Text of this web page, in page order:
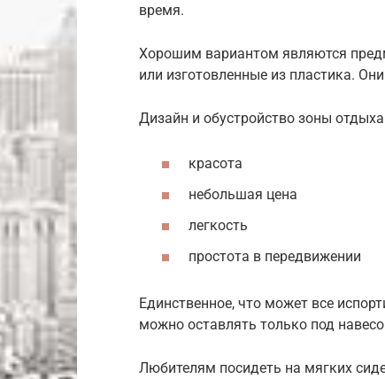
время.
Хорошим вариантом являются
или изготовленные из пластика.
Дизайн и обустройство зоны отдыха
красота
небольшая цена
легкость
простота в передвижении
Единственное, что может все
можно оставлять только под
Любителям посидеть на мягких